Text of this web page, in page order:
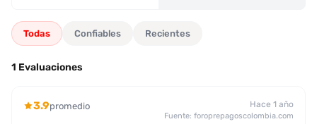
Todas Confiables Recientes
1 Evaluaciones
3.9promedio Hace 1 año
Fuente: foroprepagoscolombia.com